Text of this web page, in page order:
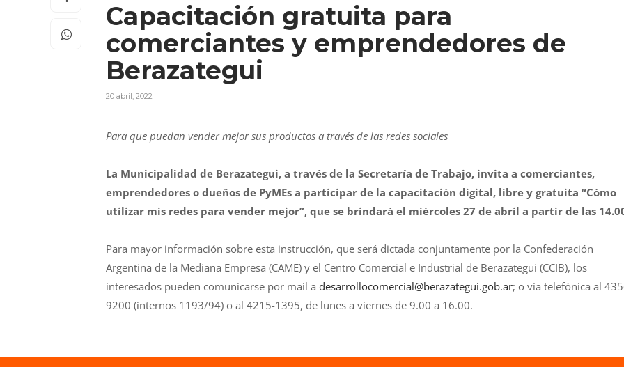
Capacitación gratuita para
comerciantes y emprendedores de
Berazategui
20 abril, 2022
Para que puedan vender mejor sus productos a través de las redes sociales
La Municipalidad de Berazategui, a través de la Secretaría de Trabajo, invita a comerciantes,
emprendedores o dueños de PyMEs a participar de la capacitación digital, libre y gratuita “Cómo
utilizar mis redes para vender mejor”, que se brindará el miércoles 27 de abril a partir de las
Para mayor información sobre esta instrucción, que será dictada conjuntamente por la Confederación
Argentina de la Mediana Empresa (CAME) y el Centro Comercial e Industrial de Berazategui (CCIB), los
interesados pueden comunicarse por mail a desarrollocomercial@berazategui.gob.ar; o vía telefónica al
9200 (internos 1193/94) o al 4215-1395, de lunes a viernes de 9.00 a 16.00.